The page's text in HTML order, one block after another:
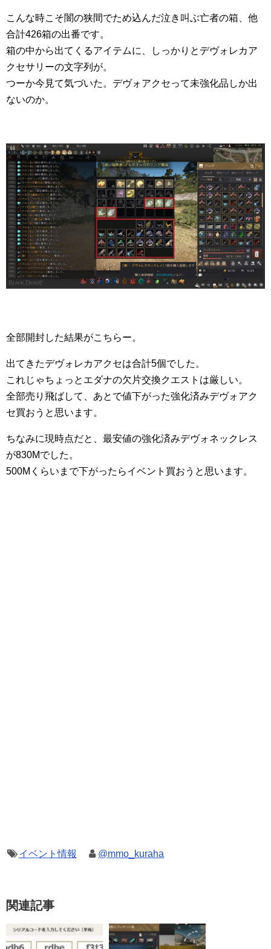
こんな時こそ闇の狭間でため込んだ泣き叫ぶ亡者の箱、他
合計426箱の出番です。
箱の中から出てくるアイテムに、しっかりとデヴォレカア
クセサリーの文字列が。
つーか今見て気づいた。デヴォアクセって未強化品しか出
ないのか。
全部開封した結果がこちらー。
出てきたデヴォレカアクセは合計5個でした。
これじゃちょっとエダナの欠片交換クエストは厳しい。
全部売り飛ばして、あとで値下がった強化済みデヴォアク
セ買おうと思います。
ちなみに現時点だと、最安値の強化済みデヴォネックレス
が830Mでした。
500Mくらいまで下がったらイベント買おうと思います。
イベント情報 @mmo_kuraha
関連記事